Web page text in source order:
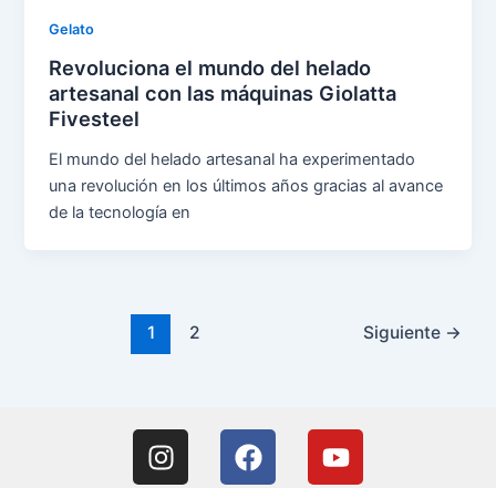
Gelato
Revoluciona el mundo del helado
artesanal con las máquinas Giolatta
Fivesteel
El mundo del helado artesanal ha experimentado
una revolución en los últimos años gracias al avance
de la tecnología en
1 2 Siguiente →
I
n
F
a
Y
o